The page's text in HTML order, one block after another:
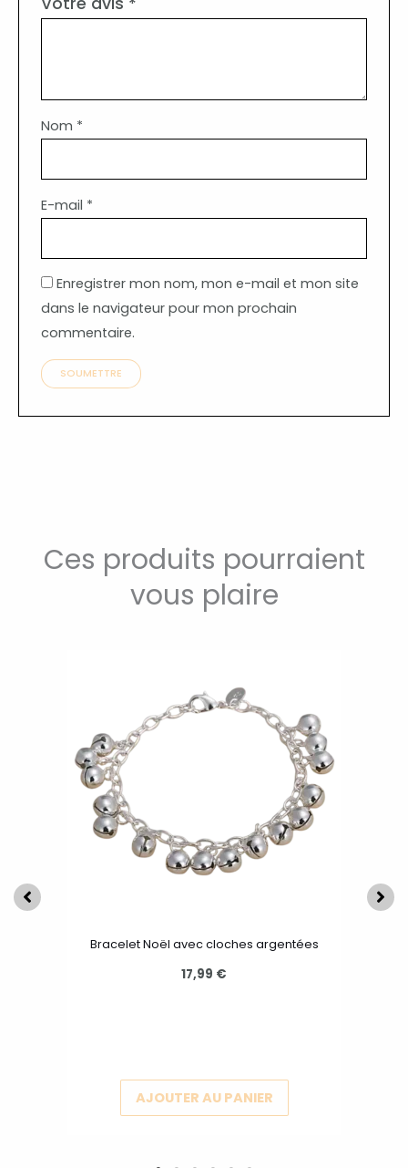
Nom *
E-mail *
Enregistrer mon nom, mon e-mail et mon site
dans le navigateur pour mon prochain
commentaire.
Ces produits pourraient
vous plaire
Bracelet Noël avec cloches argentées
17,99 €
AJOUTER AU PANIER
plusieurs
variations.
Les
options
peuvent